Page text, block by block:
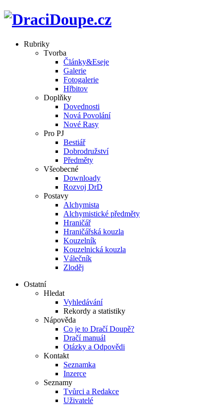
Rubriky
Tvorba
Články&Eseje
Galerie
Fotogalerie
Hřbitov
Doplňky
Dovednosti
Nová Povolání
Nové Rasy
Pro PJ
Bestiář
Dobrodružství
Předměty
Všeobecné
Downloady
Rozvoj DrD
Postavy
Alchymista
Alchymistické předměty
Hraničář
Hraničářská kouzla
Kouzelník
Kouzelnická kouzla
Válečník
Zloděj
Ostatní
Hledat
Vyhledávání
Rekordy a statistiky
Nápověda
Co je to Dračí Doupě?
Dračí manuál
Otázky a Odpovědi
Kontakt
Seznamka
Inzerce
Seznamy
Tvůrci a Redakce
Uživatelé